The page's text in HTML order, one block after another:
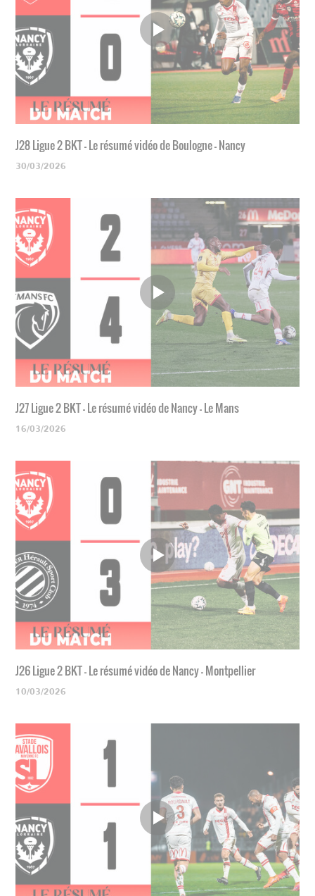
J28 Ligue 2 BKT - Le résumé vidéo de Boulogne - Nancy
30/03/2026
J27 Ligue 2 BKT - Le résumé vidéo de Nancy - Le Mans
16/03/2026
J26 Ligue 2 BKT - Le résumé vidéo de Nancy - Montpellier
10/03/2026